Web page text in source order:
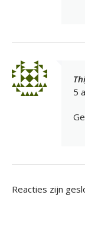
5
Reacties zijn